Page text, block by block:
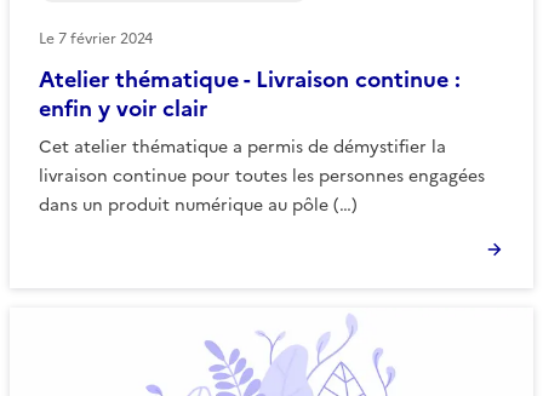
Atelier thématique - Livraison continue :
enfin y voir clair
Cet atelier thématique a permis de démystifier la
livraison continue pour toutes les personnes engagées
dans un produit numérique au pôle (…)
Le7 février 2024